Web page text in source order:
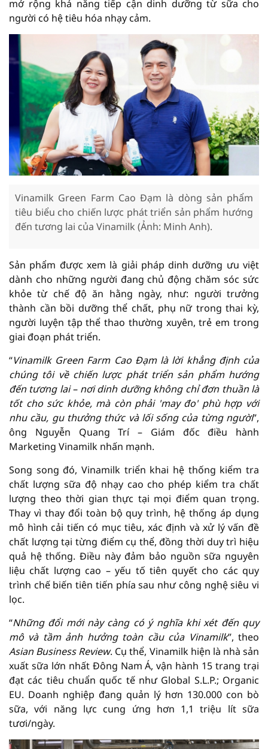
mở rộng khả năng tiếp cận dinh dưỡng từ sữa cho
người có hệ tiêu hóa nhạy cảm.
Vinamilk Green Farm Cao Đạm là dòng sản phẩm
tiêu biểu cho chiến lược phát triển sản phẩm hướng
đến tương lai của Vinamilk (Ảnh: Minh Anh).
Sản phẩm được xem là giải pháp dinh dưỡng ưu việt
dành cho những người đang chủ động chăm sóc sức
khỏe từ chế độ ăn hằng ngày, như: người trưởng
thành cần bồi dưỡng thể chất, phụ nữ trong thai kỳ,
người luyện tập thể thao thường xuyên, trẻ em trong
giai đoạn phát triển.
“Vinamilk Green Farm Cao Đạm là lời khẳng định của
chúng tôi về chiến lược phát triển sản phẩm hướng
đến tương lai – nơi dinh dưỡng không chỉ đơn thuần là
tốt cho sức khỏe, mà còn phải 'may đo' phù hợp với
nhu cầu, gu thưởng thức và lối sống của từng người”,
ông Nguyễn Quang Trí – Giám đốc điều hành
Marketing Vinamilk nhấn mạnh.
Song song đó, Vinamilk triển khai hệ thống kiểm tra
chất lượng sữa độ nhạy cao cho phép kiểm tra chất
lượng theo thời gian thực tại mọi điểm quan trọng.
Thay vì thay đổi toàn bộ quy trình, hệ thống áp dụng
mô hình cải tiến có mục tiêu, xác định và xử lý vấn đề
chất lượng tại từng điểm cụ thể, đồng thời duy trì hiệu
quả hệ thống. Điều này đảm bảo nguồn sữa nguyên
liệu chất lượng cao – yếu tố tiên quyết cho các quy
trình chế biến tiên tiến phía sau như công nghệ siêu vi
lọc.
“Những đổi mới này càng có ý nghĩa khi xét đến quy
mô và tầm ảnh hưởng toàn cầu của Vinamilk”, theo
Asian Business Review. Cụ thể, Vinamilk hiện là nhà sản
xuất sữa lớn nhất Đông Nam Á, vận hành 15 trang trại
đạt các tiêu chuẩn quốc tế như Global S.L.P.; Organic
EU. Doanh nghiệp đang quản lý hơn 130.000 con bò
sữa, với năng lực cung ứng hơn 1,1 triệu lít sữa
tươi/ngày.